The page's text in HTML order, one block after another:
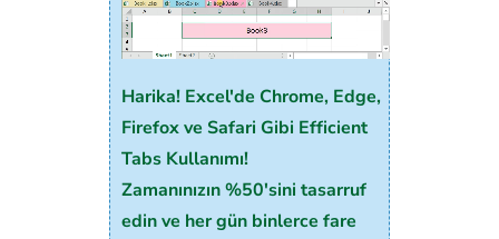
Harika! Excel'de Chrome, Edge,
Firefox ve Safari Gibi Efficient
Tabs Kullanımı!
Zamanınızın %50'sini tasarruf
edin ve her gün binlerce fare